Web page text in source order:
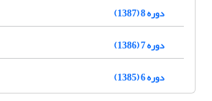
دوره 8 (1387)
دوره 7 (1386)
دوره 6 (1385)